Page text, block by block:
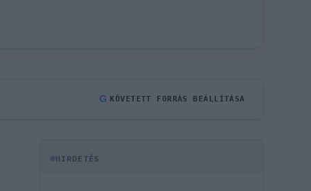
G KÖVETETT FORRÁS BEÁLLÍTÁSA
HIRDETÉS